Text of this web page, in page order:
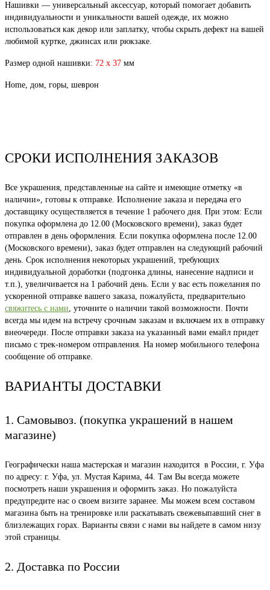
Нашивки — универсальный аксессуар, который помогает добавить
индивидуальности и уникальности вашей одежде, их можно
использоваться как декор или заплатку, чтобы скрыть дефект на вашей
любимой куртке, джинсах или рюкзаке.
Размер одной нашивки: 72 х 37 мм
Home, дом, горы, шеврон
СРОКИ ИСПОЛНЕНИЯ ЗАКАЗОВ
Все украшения, представленные на сайте и имеющие отметку «в
наличии», готовы к отправке. Исполнение заказа и передача его
доставщику осуществляется в течение 1 рабочего дня. При этом: Если
покупка оформлена до 12.00 (Московского времени), заказ будет
отправлен в день оформления. Если покупка оформлена после 12.00
(Московского времени), заказ будет отправлен на следующий рабочий
день. Срок исполнения некоторых украшений, требующих
индивидуальной доработки (подгонка длины, нанесение надписи и
т.п.), увеличивается на 1 рабочий день. Если у вас есть пожелания по
ускоренной отправке вашего заказа, пожалуйста, предварительно
свяжитесь с нами, уточните о наличии такой возможности. Почти
всегда мы идем на встречу срочным заказам и включаем их в отправку
внеочереди. После отправки заказа на указанный вами емайл придет
письмо с трек-номером отправления. На номер мобильного телефона
сообщение об отправке.
ВАРИАНТЫ ДОСТАВКИ
1. Самовывоз. (покупка украшений в нашем
магазине)
Географически наша мастерская и магазин находится в России, г. Уфа
по адресу: г. Уфа, ул. Мустая Карима, 44. Там Вы всегда можете
посмотреть наши украшения и оформить заказ. Но пожалуйста
предупредите нас о своем визите заранее. Мы можем всем составом
магазина быть на тренировке или раскатывать свежевыпавший снег в
близлежащих горах. Варианты связи с нами вы найдете в самом низу
этой страницы.
2. Доставка по России